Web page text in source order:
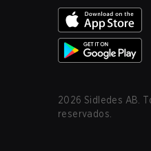
2026 Sidledes AB.
reservados.